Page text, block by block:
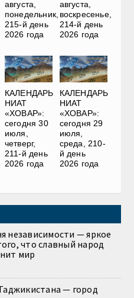
августа,
понедельник,
215-й день
2026 года
августа,
воскресенье,
214-й день
2026 года
КАЛЕНДАРЬ
НИАТ
«ХОВАР»:
сегодня 30
июля,
четверг,
211-й день
2026 года
КАЛЕНДАРЬ
НИАТ
«ХОВАР»:
сегодня 29
июля,
среда, 210-
й день
2026 года
независимости — яркое
что славный народ
мир
— город